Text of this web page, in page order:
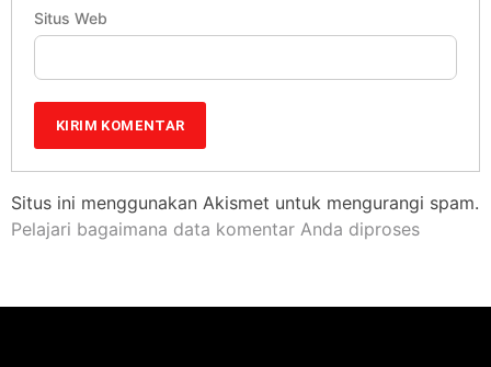
Situs Web
Situs ini menggunakan Akismet untuk mengurangi spam.
Pelajari bagaimana data komentar Anda diproses